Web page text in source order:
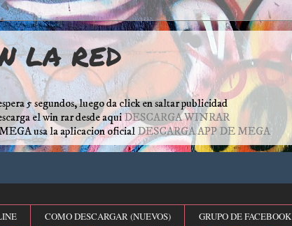
LA RED
5 segundos, luego da click en saltar publicidad
el win rar desde aquiDESCARGA WINRAR
usa la aplicacion oficial DESCARGA APP DE MEGA
COMO DESCARGAR (NUEVOS) GRUPO DE FACEBOOK